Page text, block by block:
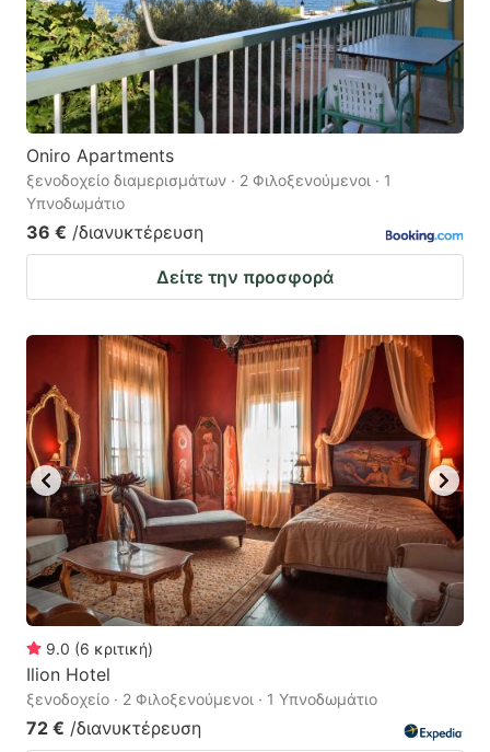
Oniro Apartments
ξενοδοχείο διαμερισμάτων · 2 Φιλοξενούμενοι · 1
Υπνοδωμάτιο
36 € /διανυκτέρευση
Δείτε την προσφορά
9.0 (6 κριτική)
Ilion Hotel
ξενοδοχείο · 2 Φιλοξενούμενοι · 1 Υπνοδωμάτιο
72 € /διανυκτέρευση